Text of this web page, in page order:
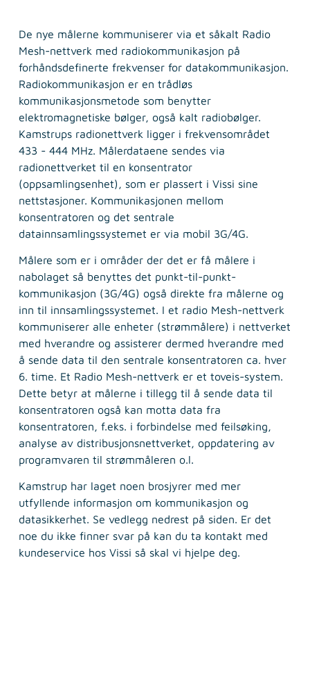
De nye målerne kommuniserer via et såkalt Radio
Mesh-nettverk med radiokommunikasjon på
forhåndsdefinerte frekvenser for datakommunikasjon.
Radiokommunikasjon er en trådløs
kommunikasjonsmetode som benytter
elektromagnetiske bølger, også kalt radiobølger.
Kamstrups radionettverk ligger i frekvensområdet
433 - 444 MHz. Målerdataene sendes via
radionettverket til en konsentrator
(oppsamlingsenhet), som er plassert i Vissi sine
nettstasjoner. Kommunikasjonen mellom
konsentratoren og det sentrale
datainnsamlingssystemet er via mobil 3G/4G.
Målere som er i områder der det er få målere i
nabolaget så benyttes det punkt-til-punkt-
kommunikasjon (3G/4G) også direkte fra målerne og
inn til innsamlingssystemet. I et radio Mesh-nettverk
kommuniserer alle enheter (strømmålere) i nettverket
med hverandre og assisterer dermed hverandre med
å sende data til den sentrale konsentratoren ca. hver
6. time. Et Radio Mesh-nettverk er et toveis-system.
Dette betyr at målerne i tillegg til å sende data til
konsentratoren også kan motta data fra
konsentratoren, f.eks. i forbindelse med feilsøking,
analyse av distribusjonsnettverket, oppdatering av
programvaren til strømmåleren o.l.
Kamstrup har laget noen brosjyrer med mer
utfyllende informasjon om kommunikasjon og
datasikkerhet. Se vedlegg nedrest på siden. Er det
noe du ikke finner svar på kan du ta kontakt med
kundeservice hos Vissi så skal vi hjelpe deg.